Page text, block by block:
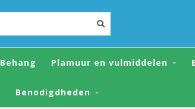
Behang Plamuur en vulmiddelen
Benodigdheden